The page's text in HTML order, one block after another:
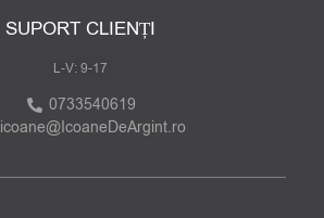
SUPORT CLIENȚI
L-V: 9-17
0733540619
icoane@IcoaneDeArgint.ro